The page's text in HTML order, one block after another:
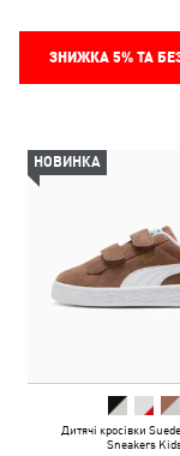
ЗНИЖКА 5%ТА
НОВИНКА
Дитячі кросівки
Sneakers